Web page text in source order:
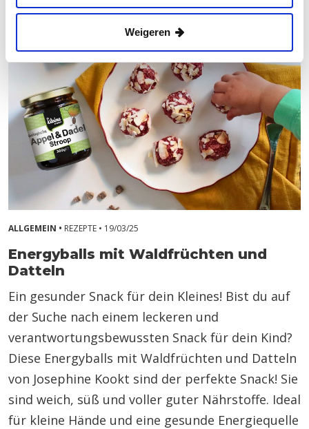
Weigeren
ALLGEMEIN • REZEPTE • 19/03/25
Energyballs mit Waldfrüchten und
Datteln
Ein gesunder Snack für dein Kleines! Bist du auf
der Suche nach einem leckeren und
verantwortungsbewussten Snack für dein Kind?
Diese Energyballs mit Waldfrüchten und Datteln
von Josephine Kookt sind der perfekte Snack! Sie
sind weich, süß und voller guter Nährstoffe. Ideal
für kleine Hände und eine gesunde Energiequelle